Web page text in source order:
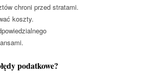
chroni przed stratami.
koszty.
podatkowe?